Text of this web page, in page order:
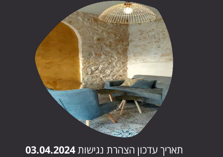
תאריך עדכון הצהרת נגישות03.04.2024